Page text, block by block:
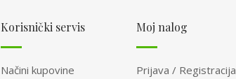
Korisnički servis
Načini kupovine
Moj nalog
Prijava / Registracija